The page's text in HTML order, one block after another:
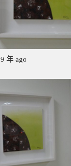
9 年 ago